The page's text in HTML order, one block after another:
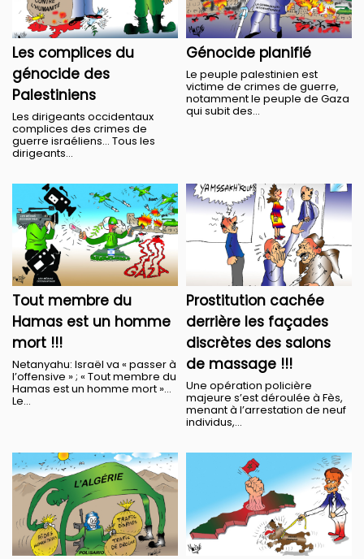
Les complices du
génocide des
Palestiniens
Les dirigeants occidentaux
complices des crimes de
guerre israéliens… Tous les
dirigeants...
Génocide planifié
Le peuple palestinien est
victime de crimes de guerre,
notamment le peuple de Gaza
qui subit des...
Tout membre du
Hamas est un homme
mort !!!
Netanyahu: Israël va « passer à
l’offensive » ; « Tout membre du
Hamas est un homme mort »…
Le...
Prostitution cachée
derrière les façades
discrètes des salons
de massage !!!
Une opération policière
majeure s’est déroulée à Fès,
menant à l’arrestation de neuf
individus,...